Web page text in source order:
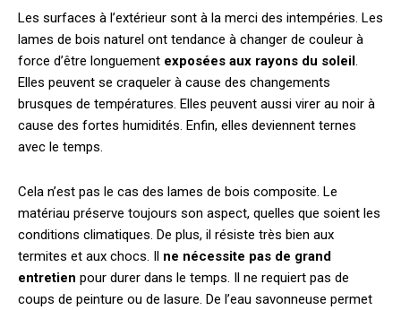
Les surfaces à l’extérieur sont à la merci des intempéries. Les
lames de bois naturel ont tendance à changer de couleur à
force d’être longuement exposées aux rayons du soleil.
Elles peuvent se craqueler à cause des changements
brusques de températures. Elles peuvent aussi virer au noir à
cause des fortes humidités. Enfin, elles deviennent ternes
avec le temps.
Cela n’est pas le cas des lames de bois composite. Le
matériau préserve toujours son aspect, quelles que soient les
conditions climatiques. De plus, il résiste très bien aux
termites et aux chocs. Il ne nécessite pas de grand
entretien pour durer dans le temps. Il ne requiert pas de
coups de peinture ou de lasure. De l’eau savonneuse permet